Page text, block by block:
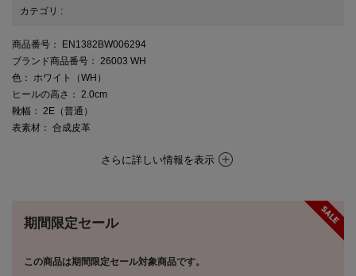
カテゴリ :
商品番号 ： EN1382BW006294
ブランド商品番号 ： 26003 WH
色 ： ホワイト（WH）
ヒールの高さ ： 2.0cm
靴幅 ： 2E（普通）
表素材 ： 合成皮革
さらに詳しい情報を表示
期間限定セール
この商品は期間限定セール対象商品です。